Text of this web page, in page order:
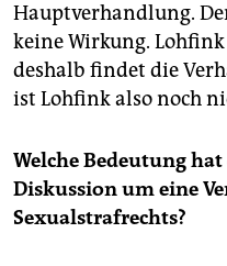
Hauptverhandlung.
keine Wirkung.
deshalb findet die
ist Lohfink also noch
Welche Bedeutung
Diskussion um eine
Sexualstrafrechts?